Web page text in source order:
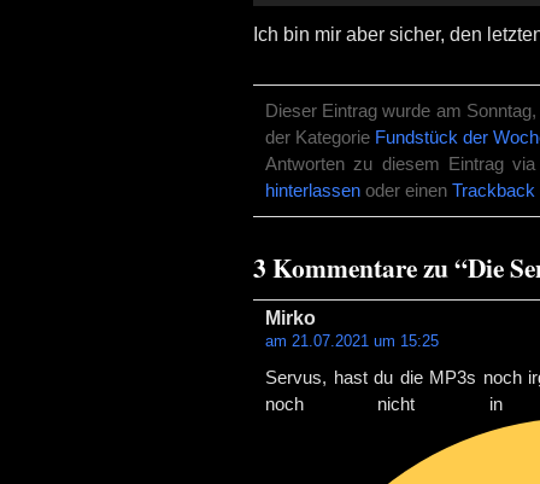
Ich bin mir aber sicher, den
Dieser Eintrag wurde am
der Kategorie Fundstück der
Antworten zu diesem Eintrag
hinterlassen oder einen Trackback
3 Kommentare zu “Die
Mirko
am 21.07.2021 um 15:25
Servus, hast du die MP3s noch
noch nicht in